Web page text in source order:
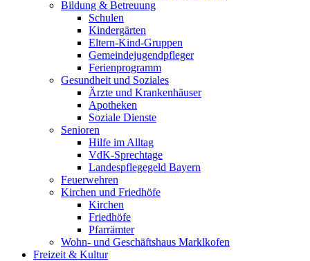
Bildung & Betreuung
Schulen
Kindergärten
Eltern-Kind-Gruppen
Gemeindejugendpfleger
Ferienprogramm
Gesundheit und Soziales
Ärzte und Krankenhäuser
Apotheken
Soziale Dienste
Senioren
Hilfe im Alltag
VdK-Sprechtage
Landespflegegeld Bayern
Feuerwehren
Kirchen und Friedhöfe
Kirchen
Friedhöfe
Pfarrämter
Wohn- und Geschäftshaus Marklkofen
Freizeit & Kultur